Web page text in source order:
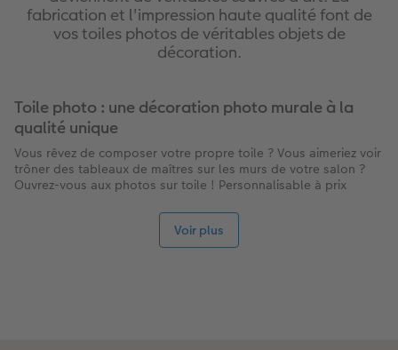
fabrication et l'impression haute qualité font de
vos toiles photos de véritables objets de
décoration.
Voir plus
Toile photo : une décoration photo murale à la
qualité unique
Vous rêvez de composer votre propre toile ? Vous aimeriez voir
trôner des tableaux de maîtres sur les murs de votre salon ?
Ouvrez-vous aux photos sur toile ! Personnalisable à prix
photo façon impression photo sur toile est une invitation à la
création. Artistes en herbe, venez sublimer vos photos sur un
support de choix : la toile. Montée sur un châssis en bois